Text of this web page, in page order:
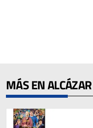
MÁS EN